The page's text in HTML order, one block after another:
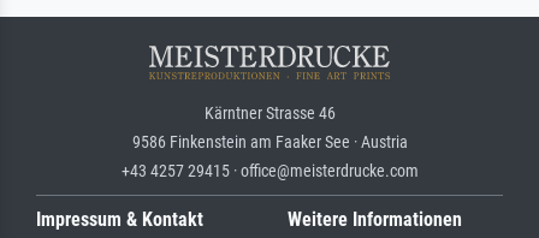
Kärntner Strasse 46
9586 Finkenstein am Faaker See · Austria
+43 4257 29415 · office@meisterdrucke.com
Impressum & Kontakt Weitere Informationen